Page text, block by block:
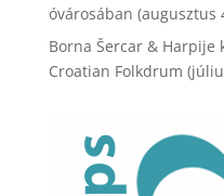
óvárosában (augusztus
Borna Šercar & Harpije
Croatian Folkdrum